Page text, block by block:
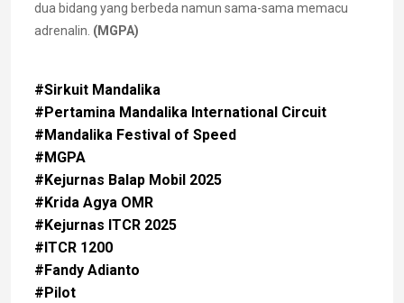
dua bidang yang berbeda namun sama-sama memacu
adrenalin. (MGPA)
#Sirkuit Mandalika
#Pertamina Mandalika International Circuit
#Mandalika Festival of Speed
#MGPA
#Kejurnas Balap Mobil 2025
#Krida Agya OMR
#Kejurnas ITCR 2025
#ITCR 1200
#Fandy Adianto
#Pilot